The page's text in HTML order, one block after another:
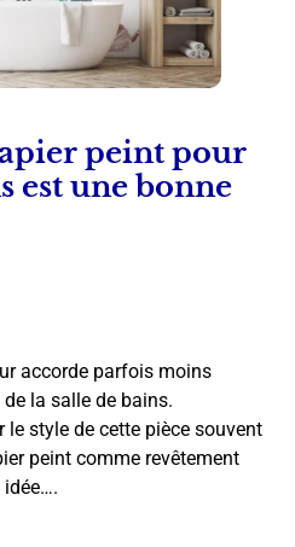
peint pour
est une bonne
accorde parfois moins
la salle de bains.
le style de cette pièce souvent
peint comme revêtement
idée….